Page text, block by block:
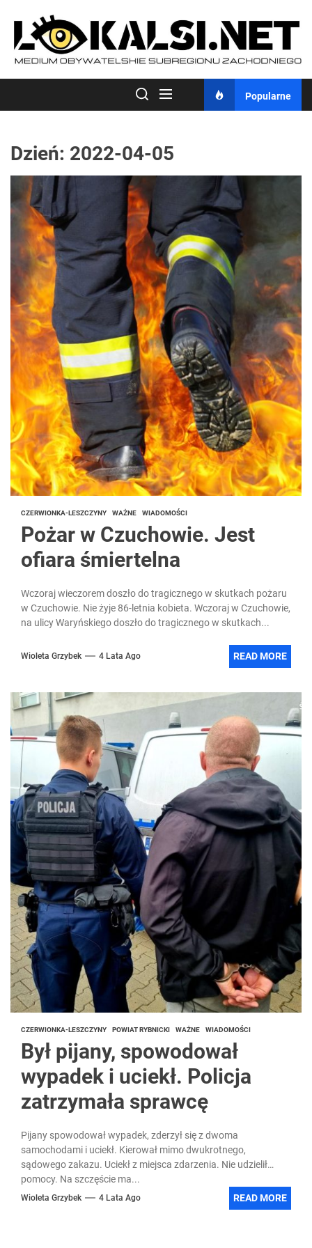
content
Popularne
Dzień: 2022-04-05
CZERWIONKA-LESZCZYNY WAŻNE WIADOMOŚCI
Pożar w Czuchowie. Jest
ofiara śmiertelna
Wczoraj wieczorem doszło do tragicznego w skutkach pożaru
w Czuchowie. Nie żyje 86-letnia kobieta. Wczoraj w Czuchowie,
na ulicy Waryńskiego doszło do tragicznego w skutkach...
Wioleta Grzybek 4 Lata Ago READ MORE
CZERWIONKA-LESZCZYNY POWIAT RYBNICKI WAŻNE WIADOMOŚCI
Był pijany, spowodował
wypadek i uciekł. Policja
zatrzymała sprawcę
Pijany spowodował wypadek, zderzył się z dwoma
samochodami i uciekł. Kierował mimo dwukrotnego,
sądowego zakazu. Uciekł z miejsca zdarzenia. Nie udzielił
pomocy. Na szczęście ma...
Wioleta Grzybek 4 Lata Ago READ MORE